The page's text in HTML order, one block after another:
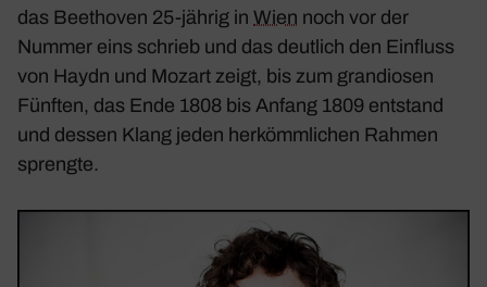
das Beet­hoven 25-jährig in Wien noch vor der
Nummer eins schrieb und das deut­lich den Einfluss
von Haydn und Mozart zeigt, bis zum gran­diosen
Fünften, das Ende 1808 bis Anfang 1809 entstand
und dessen Klang jeden herkömm­li­chen Rahmen
sprengte.